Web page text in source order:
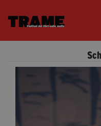
Trame.15